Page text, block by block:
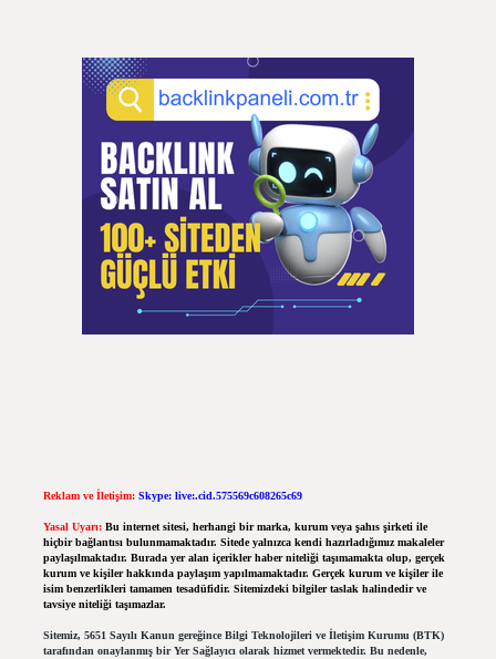
Reklam ve İletişim: Skype: live:.cid.575569c608265c69
Yasal Uyarı: Bu internet sitesi, herhangi bir marka, kurum veya şahıs şirketi ile
hiçbir bağlantısı bulunmamaktadır. Sitede yalnızca kendi hazırladığımız makaleler
paylaşılmaktadır. Burada yer alan içerikler haber niteliği taşımamakta olup, gerçek
kurum ve kişiler hakkında paylaşım yapılmamaktadır. Gerçek kurum ve kişiler ile
isim benzerlikleri tamamen tesadüfidir. Sitemizdeki bilgiler taslak halindedir ve
tavsiye niteliği taşımazlar.
Sitemiz, 5651 Sayılı Kanun gereğince Bilgi Teknolojileri ve İletişim Kurumu (BTK)
tarafından onaylanmış bir Yer Sağlayıcı olarak hizmet vermektedir. Bu nedenle,